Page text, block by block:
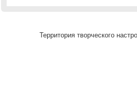
Территория творческого